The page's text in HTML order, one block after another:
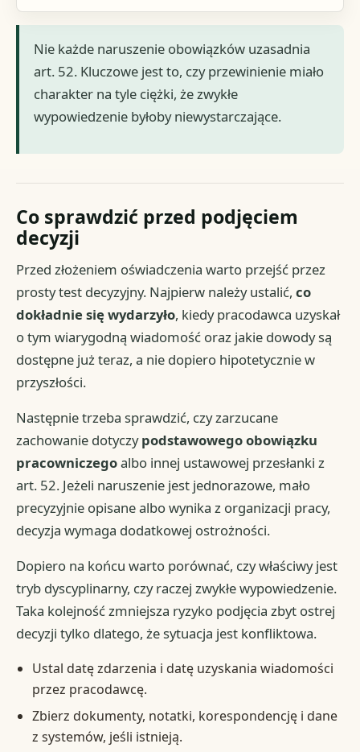
Nie każde naruszenie obowiązków uzasadnia
art. 52. Kluczowe jest to, czy przewinienie miało
charakter na tyle ciężki, że zwykłe
wypowiedzenie byłoby niewystarczające.
Co sprawdzić przed podjęciem
decyzji
Przed złożeniem oświadczenia warto przejść przez
prosty test decyzyjny. Najpierw należy ustalić,co
dokładnie się wydarzyło, kiedy pracodawca uzyskał
o tym wiarygodną wiadomość oraz jakie dowody są
dostępne już teraz, a nie dopiero hipotetycznie w
przyszłości.
Następnie trzeba sprawdzić, czy zarzucane
zachowanie dotyczypodstawowego obowiązku
pracowniczegoalbo innej ustawowej przesłanki z
art. 52. Jeżeli naruszenie jest jednorazowe, mało
precyzyjnie opisane albo wynika z organizacji pracy,
decyzja wymaga dodatkowej ostrożności.
Dopiero na końcu warto porównać, czy właściwy jest
tryb dyscyplinarny, czy raczej zwykłe wypowiedzenie.
Taka kolejność zmniejsza ryzyko podjęcia zbyt ostrej
decyzji tylko dlatego, że sytuacja jest konfliktowa.
Ustal datę zdarzenia i datę uzyskania wiadomości
przez pracodawcę.
Zbierz dokumenty, notatki, korespondencję i dane
z systemów, jeśli istnieją.